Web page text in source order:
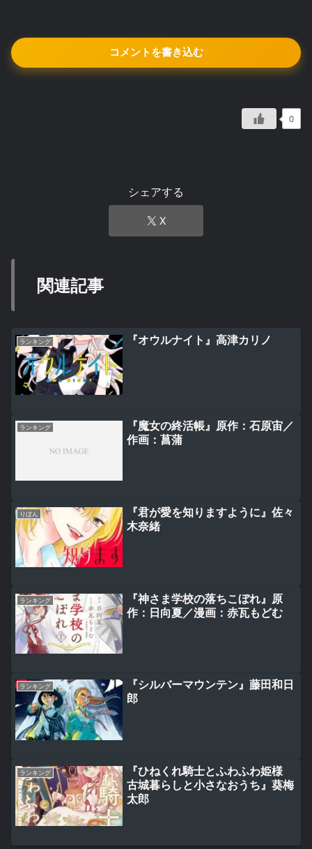
コメントを書き込む
0
シェアする
X
関連記事
ランキング 『オウルナイト』高津カリノ
ランキング
『魔女の終活帳』原作：石原宙／
作画：菖蒲
りぼん
『君が愛を知りますように』佐々
木奈緒
ランキング
『神さま学校の落ちこぼれ』原
作：日向夏／漫画：赤瓦もどむ
ランキング
『シルバーマウンテン』藤田和日
郎
ランキング
『ひねくれ騎士とふわふわ姫様
古城暮らしと小さなおうち』葵梅
太郎